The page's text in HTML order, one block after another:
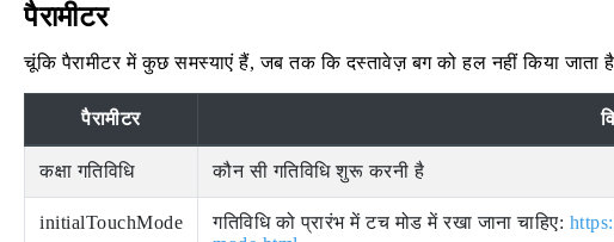
पैरामीटर
चूंकि पैरामीटर में कुछ समस्याएं हैं, जब तक कि दस्तावेज़ बग को हल नहीं किया जाता
पैरामीटर
कक्षा गतिविधि कौन सी गतिविधि शुरू करनी है
initialTouchMode गतिविधि को प्रारंभ में टच मोड में रखा जाना चाहिए: